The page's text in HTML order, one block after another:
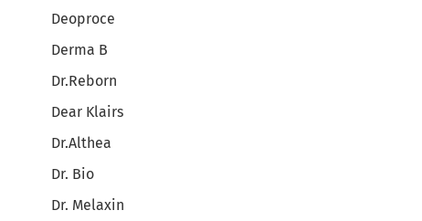
Deoproce
Derma B
Dr.Reborn
Dear Klairs
Dr.Althea
Dr. Bio
Dr. Melaxin